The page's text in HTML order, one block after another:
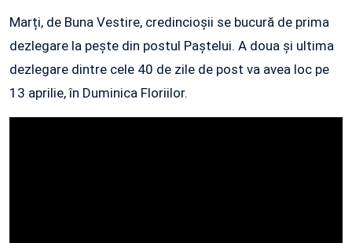
Marți, de Buna Vestire, credincioșii se bucură de prima
dezlegare la pește din postul Paștelui. A doua și ultima
dezlegare dintre cele 40 de zile de post va avea loc pe
13 aprilie, în Duminica Floriilor.